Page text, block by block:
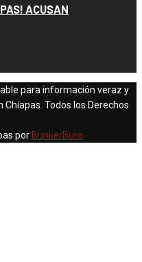
ACUSAN
para información veraz y
Todos los Derechos
por BunkerBuro